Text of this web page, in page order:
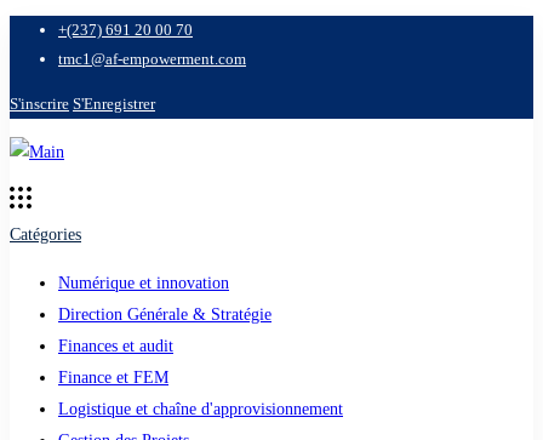
+(237) 691 20 00 70
tmc1@af-empowerment.com
S'inscrire S'Enregistrer
Catégories
Numérique et innovation
Direction Générale & Stratégie
Finances et audit
Finance et FEM
Logistique et chaîne d'approvisionnement